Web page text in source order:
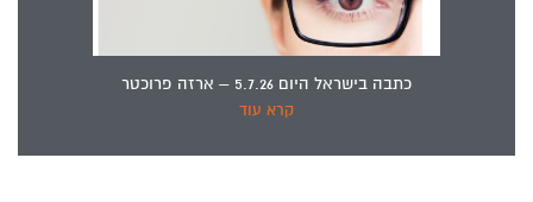
כתבה בישראל היום 5.7.26 – ארזה פרוכטר
קרא עוד